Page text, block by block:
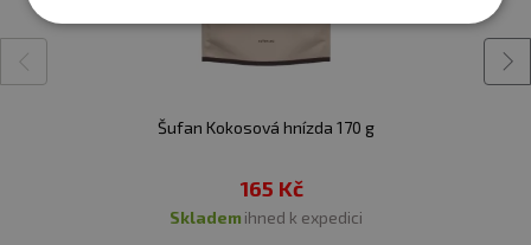
Šufan Kokosová hnízda 170 g
165 Kč
skladem ihned k expedici